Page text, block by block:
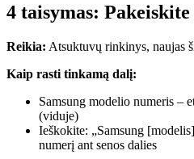
4 taisymas:
Reikia: Atsuktuvų rinkinys, naujas
Kaip rasti tinkamą dalį:
Samsung modelio numeris –
(viduje)
Ieškokite: „Samsung
numerį ant senos dalies